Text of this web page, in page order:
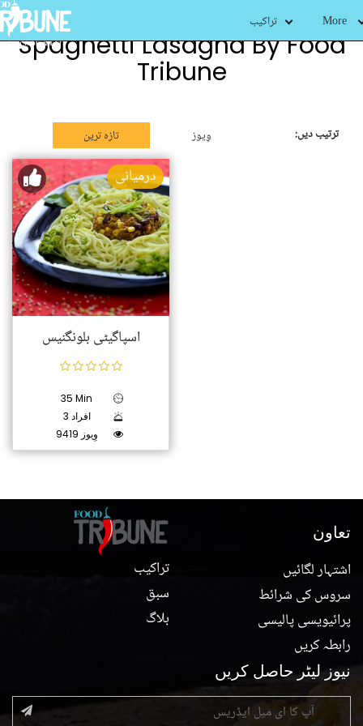
تراکیب More
Spaghetti Lasagna By Food
Tribune
ترتیب دیں: تازہ ترین وِیوز
درمیانی
اسپاگیٹی بلونگنیس
35 Min
3 افراد
9419 وِیوز
تراکیب
سبق
بلاگ
تعاون
اشتہار لگائیں
سروس کی شرائط
پرائیویسی پالیسی
رابطہ کریں
نیوز لیٹر حاصل کریں